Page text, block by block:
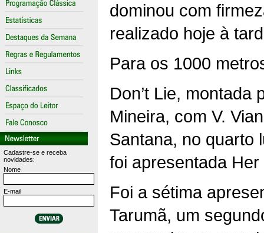
Cadastre-se e receba
novidades:
Nome
E-mail
dominou com
realizado hoje à
Para os 1000
Don’t Lie, montada
Mineira, com V.
Santana, no quarto
foi apresentada Her
Foi a sétima
Tarumã, um